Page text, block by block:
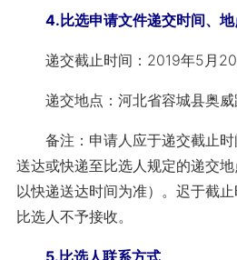
4.比选申请文件递交时间、地
递交截止时间：2019年5月20
递交地点：河北省容城县奥威
备注：申请人应于递交截止时
送达或快递至比选人规定的递交地
以快递送达时间为准）。迟于截
比选人不予接收。
5.比选人联系方式